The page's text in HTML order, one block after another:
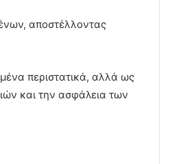
αποστέλλοντας
περιστατικά, αλλά ως
και την ασφάλεια των